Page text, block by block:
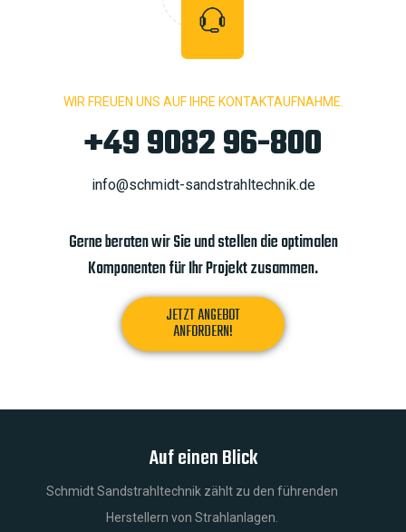
WIR FREUEN UNS AUF IHRE KONTAKTAUFNAHME.
+49 9082 96-800
info@schmidt-sandstrahltechnik.de
Gerne beraten wir Sie und stellen die optimalen
Komponenten für Ihr Projekt zusammen.
JETZT ANGEBOT
ANFORDERN!
Auf einen Blick
Schmidt Sandstrahltechnik zählt zu den führenden
Herstellern von Strahlanlagen.